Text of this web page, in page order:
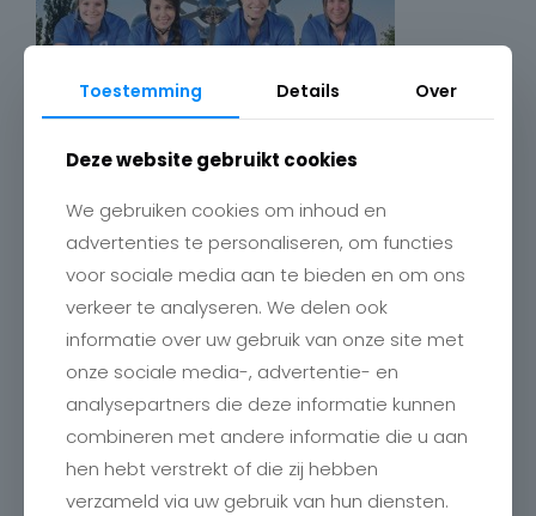
Charlotte
Romboutstraat 24
B-3740 Bilzen
+32 89515466
Toestemming Details Over
Deze website gebruikt cookies
We gebruiken cookies om inhoud en
advertenties te personaliseren, om functies
voor sociale media aan te bieden en om ons
verkeer te analyseren. We delen ook
informatie over uw gebruik van onze site met
onze sociale media-, advertentie- en
analysepartners die deze informatie kunnen
combineren met andere informatie die u aan
hen hebt verstrekt of die zij hebben
verzameld via uw gebruik van hun diensten.